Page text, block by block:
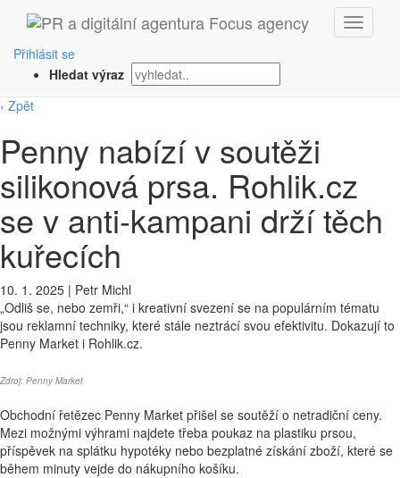
Přihlásit se
Hledat výraz
‹ Zpět
Penny nabízí v soutěži
silikonová prsa. Rohlik.cz
se v anti-kampani drží těch
kuřecích
10. 1. 2025 | Petr Michl
„Odliš se, nebo zemři,“ i kreativní svezení se na populárním tématu
jsou reklamní techniky, které stále neztrácí svou efektivitu. Dokazují to
Penny Market i Rohlik.cz.
Zdroj: Penny Market
Obchodní řetězec Penny Market přišel se soutěží o netradiční ceny.
Mezi možnými výhrami najdete třeba poukaz na plastiku prsou,
příspěvek na splátku hypotéky nebo bezplatné získání zboží, které se
během minuty vejde do nákupního košíku.